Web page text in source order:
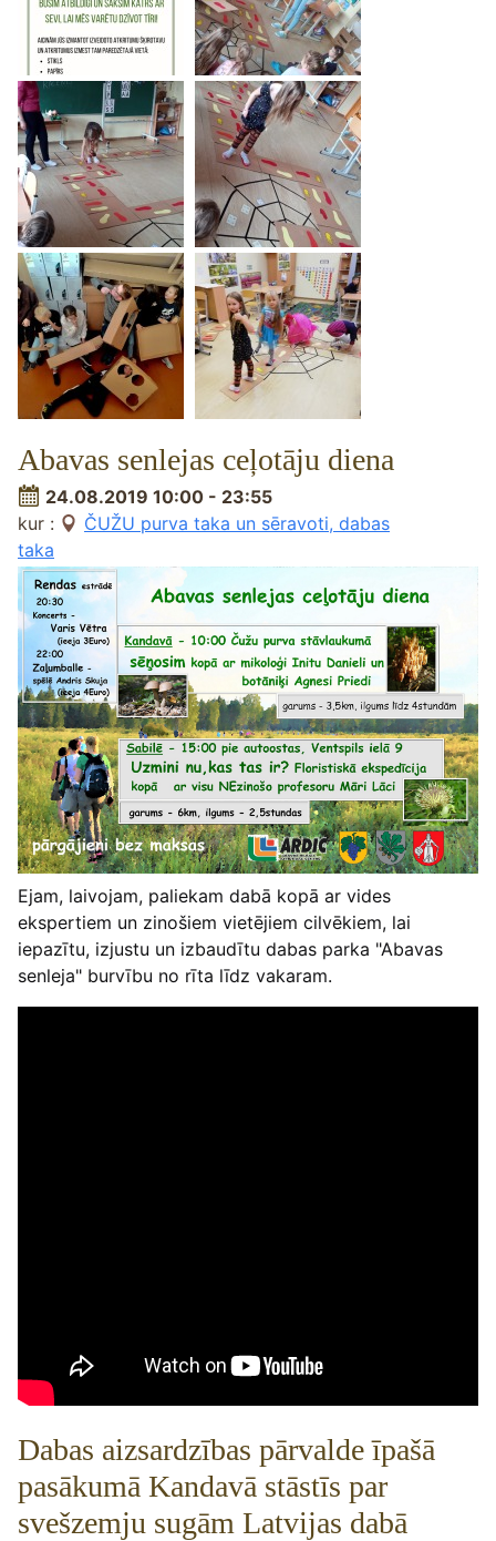
Abavas senlejas ceļotāju diena
24.08.2019 10:00 - 23:55
kur :
ČUŽU purva taka un sēravoti, dabas
taka
Ejam, laivojam, paliekam dabā kopā ar vides
ekspertiem un zinošiem vietējiem cilvēkiem, lai
iepazītu, izjustu un izbaudītu dabas parka "Abavas
senleja" burvību no rīta līdz vakaram.
Dabas aizsardzības pārvalde īpašā
pasākumā Kandavā stāstīs par
svešzemju sugām Latvijas dabā